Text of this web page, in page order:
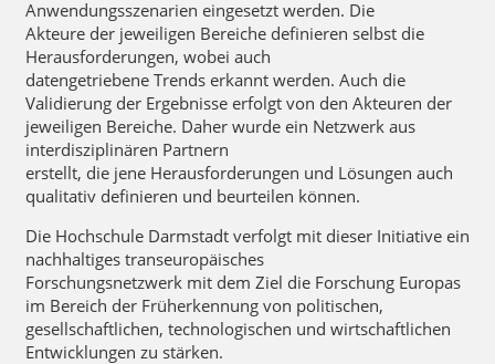
Anwendungsszenarien eingesetzt werden. Die
Akteure der jeweiligen Bereiche definieren selbst die
Herausforderungen, wobei auch
datengetriebene Trends erkannt werden. Auch die
Validierung der Ergebnisse erfolgt von den Akteuren der
jeweiligen Bereiche. Daher wurde ein Netzwerk aus
interdisziplinären Partnern
erstellt, die jene Herausforderungen und Lösungen auch
qualitativ definieren und beurteilen können.
Die Hochschule Darmstadt verfolgt mit dieser Initiative ein
nachhaltiges transeuropäisches
Forschungsnetzwerk mit dem Ziel die Forschung Europas
im Bereich der Früherkennung von politischen,
gesellschaftlichen, technologischen und wirtschaftlichen
Entwicklungen zu stärken.